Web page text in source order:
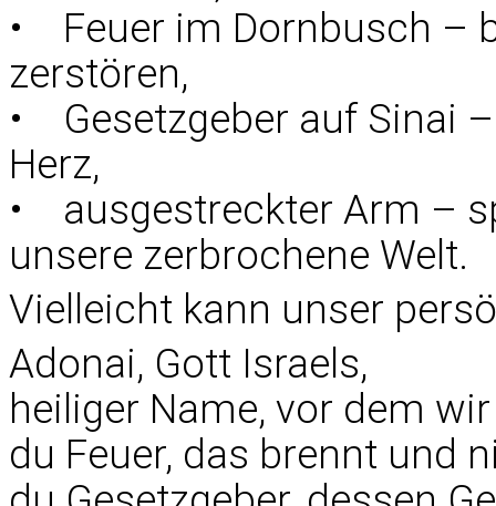
• Feuer im Dornbusch –
zerstören,
• Gesetzgeber auf Sinai
Herz,
• ausgestreckter Arm –
unsere zerbrochene Welt.
Vielleicht kann unser
Adonai, Gott Israels,
heiliger Name, vor dem
du Feuer, das brennt und